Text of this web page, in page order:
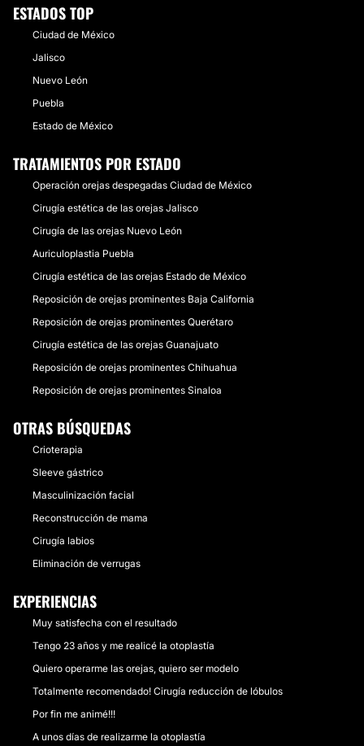
ESTADOS TOP
Ciudad de México
Jalisco
Nuevo León
Puebla
Estado de México
TRATAMIENTOS POR ESTADO
Operación orejas despegadas Ciudad de México
Cirugía estética de las orejas Jalisco
Cirugía de las orejas Nuevo León
Auriculoplastia Puebla
Cirugía estética de las orejas Estado de México
Reposición de orejas prominentes Baja California
Reposición de orejas prominentes Querétaro
Cirugía estética de las orejas Guanajuato
Reposición de orejas prominentes Chihuahua
Reposición de orejas prominentes Sinaloa
OTRAS BÚSQUEDAS
Crioterapia
Sleeve gástrico
Masculinización facial
Reconstrucción de mama
Cirugía labios
Eliminación de verrugas
EXPERIENCIAS
Muy satisfecha con el resultado
Tengo 23 años y me realicé la otoplastía
Quiero operarme las orejas, quiero ser modelo
Totalmente recomendado! Cirugía reducción de lóbulos
Por fin me animé!!!
A unos días de realizarme la otoplastía